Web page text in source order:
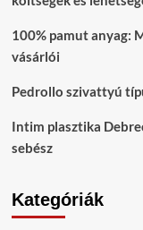
100% pamut anyag:
vásárlói
Pedrollo szivattyú
Intim plasztika
sebész
Kategóriák